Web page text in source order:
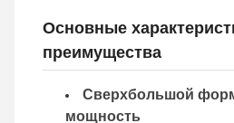
Основные
преимущества
Сверхбольшой
мощность